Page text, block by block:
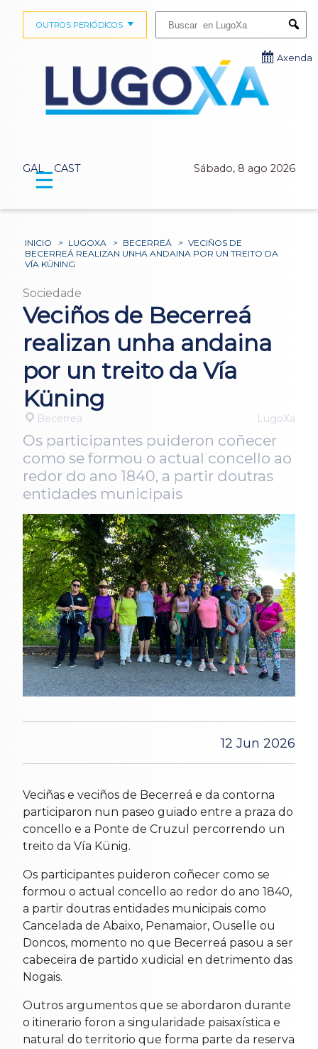
GAL CAST Sábado, 8 ago 2026
OUTROS PERIÓDICOS
Axenda
☰
INICIO > LUGOXA > BECERREÁ > VECIÑOS DE
BECERREÁ REALIZAN UNHA ANDAINA POR UN TREITO DA
VÍA KÜNING
Sociedade
Veciños de Becerreá
realizan unha andaina
por un treito da Vía
Küning
Becerreá LugoXa
Os participantes puideron coñecer
como se formou o actual concello ao
redor do ano 1840, a partir doutras
entidades municipais
12 Jun 2026
Veciñas e veciños de Becerreá e da contorna
participaron nun paseo guiado entre a praza do
concello e a Ponte de Cruzul percorrendo un
treito da Vía Künig.
Os participantes puideron coñecer como se
formou o actual concello ao redor do ano 1840,
a partir doutras entidades municipais como
Cancelada de Abaixo, Penamaior, Ouselle ou
Doncos, momento no que Becerreá pasou a ser
cabeceira de partido xudicial en detrimento das
Nogais.
Outros argumentos que se abordaron durante
o itinerario foron a singularidade paisaxística e
natural do territorio que forma parte da reserva